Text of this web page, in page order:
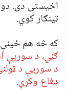
اخیستی دی.
ټینګار کوي.
که څه هم
ګڼي، د سوریې
د سوریې د
دفاع وکړي.